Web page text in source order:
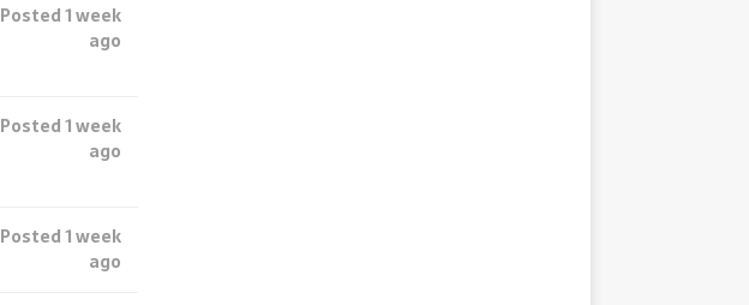
Posted 1 week
ago
Posted 1 week
ago
Posted 1 week
ago